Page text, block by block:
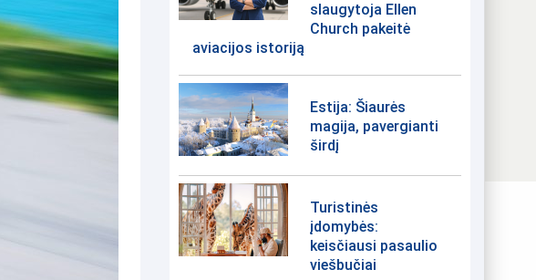
slaugytoja Ellen
Church pakeitė
aviacijos istoriją
Estija: Šiaurės
magija, pavergianti
širdį
Turistinės
įdomybės:
keisčiausi pasaulio
viešbučiai